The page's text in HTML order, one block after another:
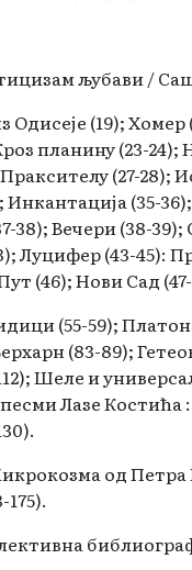
љубави /
Одисеје (19);
планину (23-24);
(27-
(35-
38); Вечери (38-
Луцифер (43-45):
(46); Нови Сад
(55-59);
(83-89);
Шеле и
песми Лазе
од